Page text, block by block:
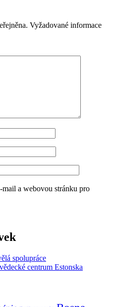
Vyžadované informace
a webovou stránku pro
spolupráce
centrum Estonska